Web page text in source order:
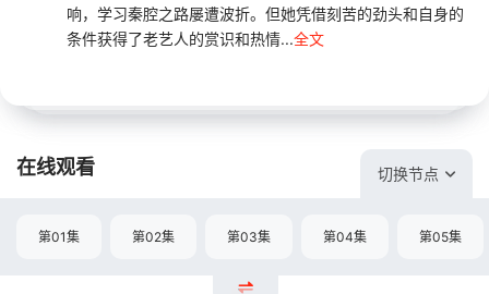
响，学习秦腔之路屡遭波折。但她凭借刻苦的劲头和自身的
条件获得了老艺人的赏识和热情...全文
在线观看 切换节点
第01集 第02集 第03集 第04集 第05集